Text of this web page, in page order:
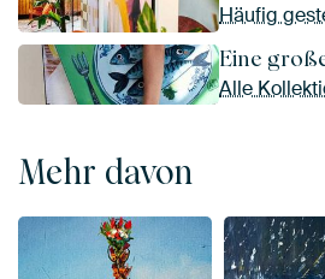
Häufig
Eine
Alle
Mehr davon